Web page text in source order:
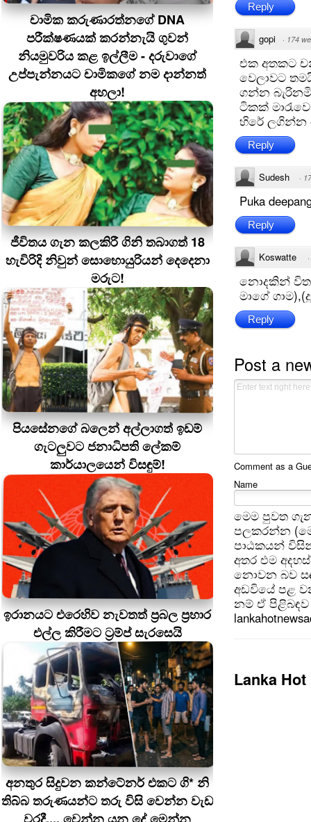
චාමික කරුණාරත්නගේ DNA
පරීක්ෂණයක් කරන්නැයි ගුවන්
නියමුවරිය කළ ඉල්ලීම - දරුවාගේ
උප්පැන්නයට චාමිකගේ නම දාන්නත්
අහලා!
ජීවිතය ගැන කලකිරී ගිනි තබාගත් 18
හැවිරිදි නිවුන් සොහොයුරියන් දෙදෙනා
මරුට!
පියසේනගේ බලෙන් අල්ලාගත් ඉඩම්
ගැටලුවට ජනාධිපති ලේකම්
කාර්යාලයෙන් විසඳුම්!
ඉරානයට එරෙහිව නැවතත් ප්‍රබල ප්‍රහාර
එල්ල කිරීමට ට්‍රම්ප් සැරසෙයි
අනතුර සිදුවන කන්ටේනර් එකට ගි* නි
තිබ්බ තරුණයන්ට තරු විසි වෙන්න වැඩ
Reply
gopi · 174
එක අතකට
වෙලාවට
ගන්න
ටිකක්
හිරේ ලගින්න
Reply
Sudesh ·
Puka
Reply
Koswatte ·
නොදකින්
මාගේ
Reply
Post a
Comment as a
Name
මෙම පුවත
පලකරන්න
පාඨකයන්
අතර එම
නොවන බව
අඩවියේ පළ
නම් ඒ පිළිබඳව
Lanka